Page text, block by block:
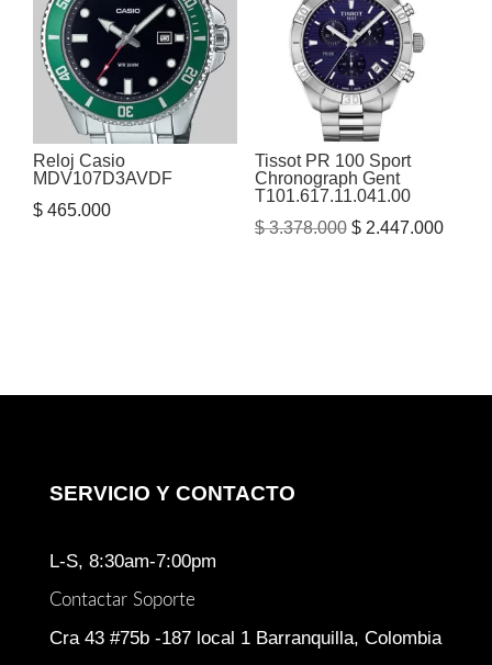
Reloj Casio
MDV107D3AVDF
$ 465.000
Tissot PR 100 Sport
Chronograph Gent
T101.617.11.041.00
$3.378.000 El
$2.447.000El
SERVICIO Y CONTACTO
L-S, 8:30am-7:00pm
Contactar Soporte
Cra 43 #75b -187 local 1 Barranquilla, Colombia